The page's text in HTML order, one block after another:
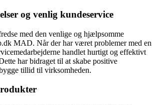
og venlig kundeservice
med den venlige og hjælpsomme
MAD. Når der har været problemer med en
handlet hurtigt og effektivt
har bidraget til at skabe positive
tillid til virksomheden.